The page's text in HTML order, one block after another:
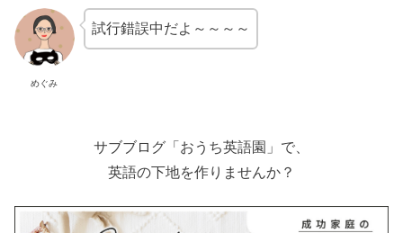
めぐみ
試行錯誤中だよ～～～～
サブブログ「おうち英語園」で、
英語の下地を作りませんか？